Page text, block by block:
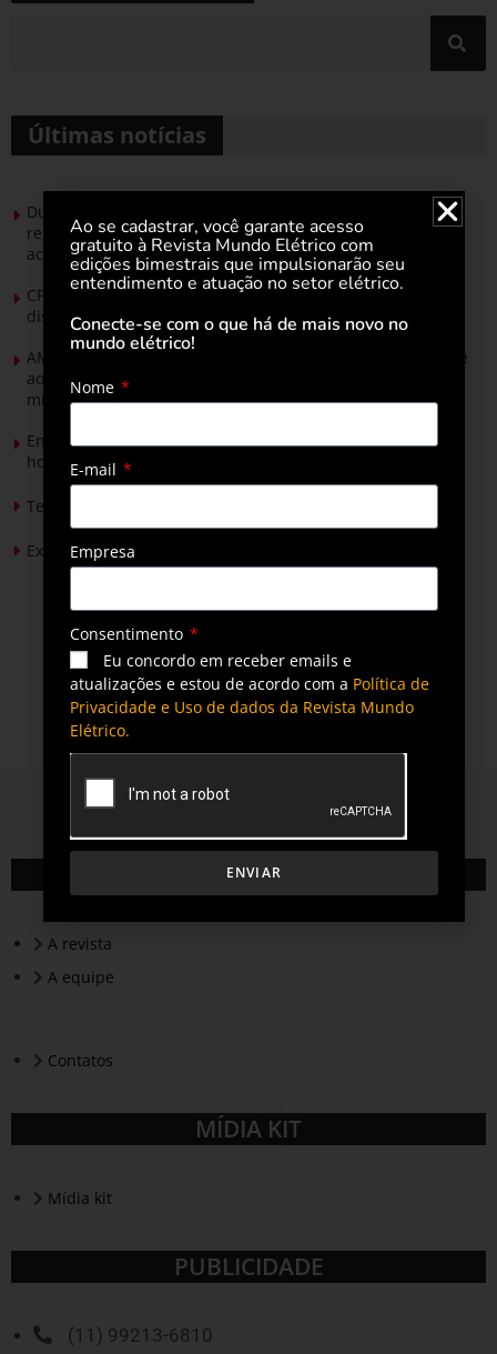
Últimas notícias
Durante esforço concentrado do Congresso, setor de
renováveis apresenta no Senado Federal pautas para
acelerar transição energética
CPFL Energia e TIM se unem para criar a rede de
distribuição do futuro com tecnologia privativa
AMIG Brasil convida pré-candidatos ao Governo de Minas e
ao Senado para discutir propostas para os municípios
mineradores e afetados
Energia solar permitirá ampliar em 25% a produção de
hortaliças em projeto social no Tocantins
Tendências de Iluminação em 2026
Expansão da energia solar no Brasil
QUEM SOMOS
A revista
A equipe
Contatos
MÍDIA KIT
Mídia kit
PUBLICIDADE
(11) 99213-6810
Ao se cadastrar, você garante acesso
gratuito à Revista Mundo Elétrico com
edições bimestrais que impulsionarão seu
entendimento e atuação no setor elétrico.
Conecte-se com o que há de mais novo no
mundo elétrico!
Nome
E-mail
Empresa
Consentimento
Eu concordo em receber emails e
atualizações e estou de acordo com a Política de
Privacidade e Uso de dados da Revista Mundo
Elétrico.
ENVIAR